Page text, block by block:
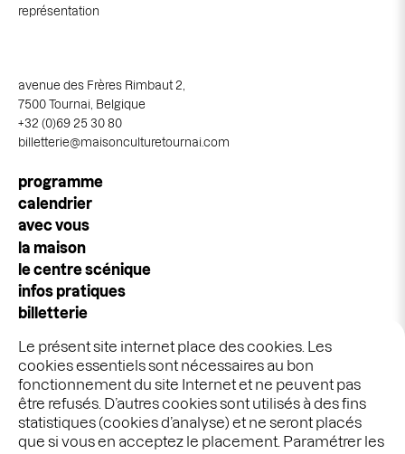
Le présent site internet place des cookies. Les
cookies essentiels sont nécessaires au bon
fonctionnement du site Internet et ne peuvent pas
être refusés. D’autres cookies sont utilisés à des fins
statistiques (cookies d’analyse) et ne seront placés
que si vous en acceptez le placement. Paramétrer les
représentation
avenue des Frères Rimbaut 2,
7500 Tournai, Belgique
+32 (0)69 25 30 80
billetterie@maisonculturetournai.com
Navigation
principale
programme
calendrier
avec vous
la maison
le centre scénique
infos pratiques
billetterie
idées cadeaux
stages & ateliers
Graphisme :